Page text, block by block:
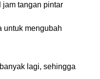
jam tangan pintar
untuk mengubah
lagi, sehingga